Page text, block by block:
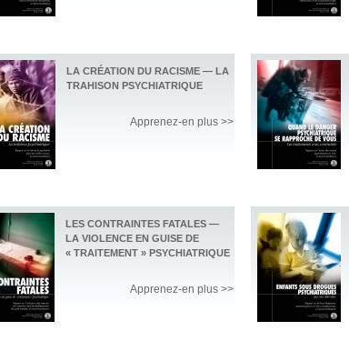
LA CRÉATION DU RACISME — LA
TRAHISON PSYCHIATRIQUE
Apprenez-en plus >>
LES CONTRAINTES FATALES —
LA VIOLENCE EN GUISE DE
« TRAITEMENT » PSYCHIATRIQUE
Apprenez-en plus >>